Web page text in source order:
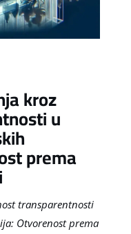
kroz
u
prema
transparentnosti
Otvorenost prema